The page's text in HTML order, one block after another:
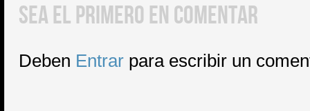
SEA EL PRIMERO EN COMENTAR
Deben Entrar para escribir un